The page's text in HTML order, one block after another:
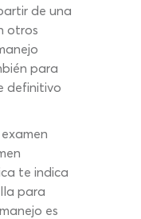
de una
otros
para
definitivo
te indica
para
es